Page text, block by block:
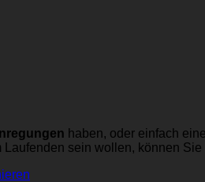
haben, oder einfach eine
Laufenden sein wollen, können Sie